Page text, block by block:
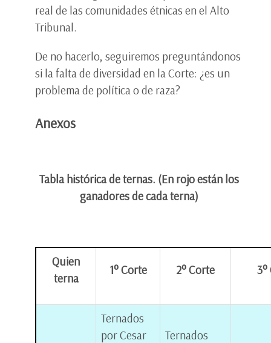
real de las comunidades étnicas en el Alto
Tribunal.
De no hacerlo, seguiremos preguntándonos
si la falta de diversidad en la Corte: ¿es un
problema de política o de raza?
Anexos
Tabla histórica de ternas. (En rojo están los
ganadores de cada terna)
Quien
terna
1° Corte 2° Corte 3°
Ternados
por Cesar
Ternados